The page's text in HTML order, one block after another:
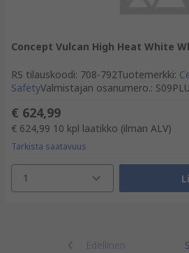
Concept Vulcan High Heat White
RS tilauskoodi: 708-792Tuotemerkki:
SafetyValmistajan osanumero.:
€ 624,99
€ 624,99 10 kpl laatikko (ilman ALV)
Tarkista saatavuus
1
Edellinen